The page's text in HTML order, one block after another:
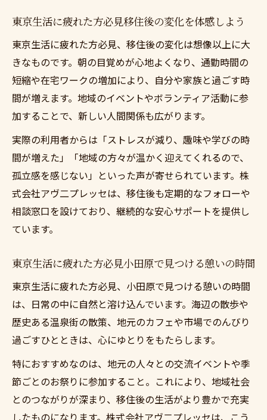
東京生活に疲れた方必見移住までの流れを
解説
東京生活に疲れた方必見ステップ別サポー
ト活用法
東京生活に疲れた方必見移住相談会の活用
ポイント
東京生活に疲れた方必見現地見学での注意
点
東京生活に疲れた方必見移住後の生活設計
法
株式会社アヴニプレッセが支える小田原移住の
東京生活に疲れた方必見当社サポートの強
東京生活に疲れた方必見移住前後のサポー
ト内容
東京生活に疲れた方必見安心相談窓口の活
東京生活に疲れた方必見移住実現のプロセ
ス公開
東京生活に疲れた方必見個別対応で不安も
東京生活に疲れた方必見移住後の変化を体感しよう
東京生活に疲れた方必見、移住後の変化は想像以上に大
きなものです。朝の目覚めが心地よくなり、通勤時間の
短縮や在宅ワークの増加により、自分や家族と過ごす時
間が増えます。地域のイベントやボランティア活動に参
加することで、新しい人間関係も広がります。
実際の利用者からは「ストレスが減り、趣味や学びの時
間が増えた」「地域の方々が温かく迎えてくれるので、
孤立感を感じない」といった声が寄せられています。株
式会社アヴ二プレッセは、移住後も定期的なフォローや
相談窓口を設けており、継続的な安心サポートを提供し
ています。
東京生活に疲れた方必見小田原で見つける憩いの時間
東京生活に疲れた方必見、小田原で見つける憩いの時間
は、日常の中に自然と溶け込んでいます。海辺の散歩や
歴史ある温泉街の散策、地元のカフェや市場でのんびり
過ごすひとときは、心にゆとりをもたらします。
特におすすめなのは、地元の人々との交流イベントや季
節ごとのお祭りに参加すること。これにより、地域社会
とのつながりが深まり、移住後の生活がより豊かで充実
したものになります。株式会社アヴ二プレッセは、こう